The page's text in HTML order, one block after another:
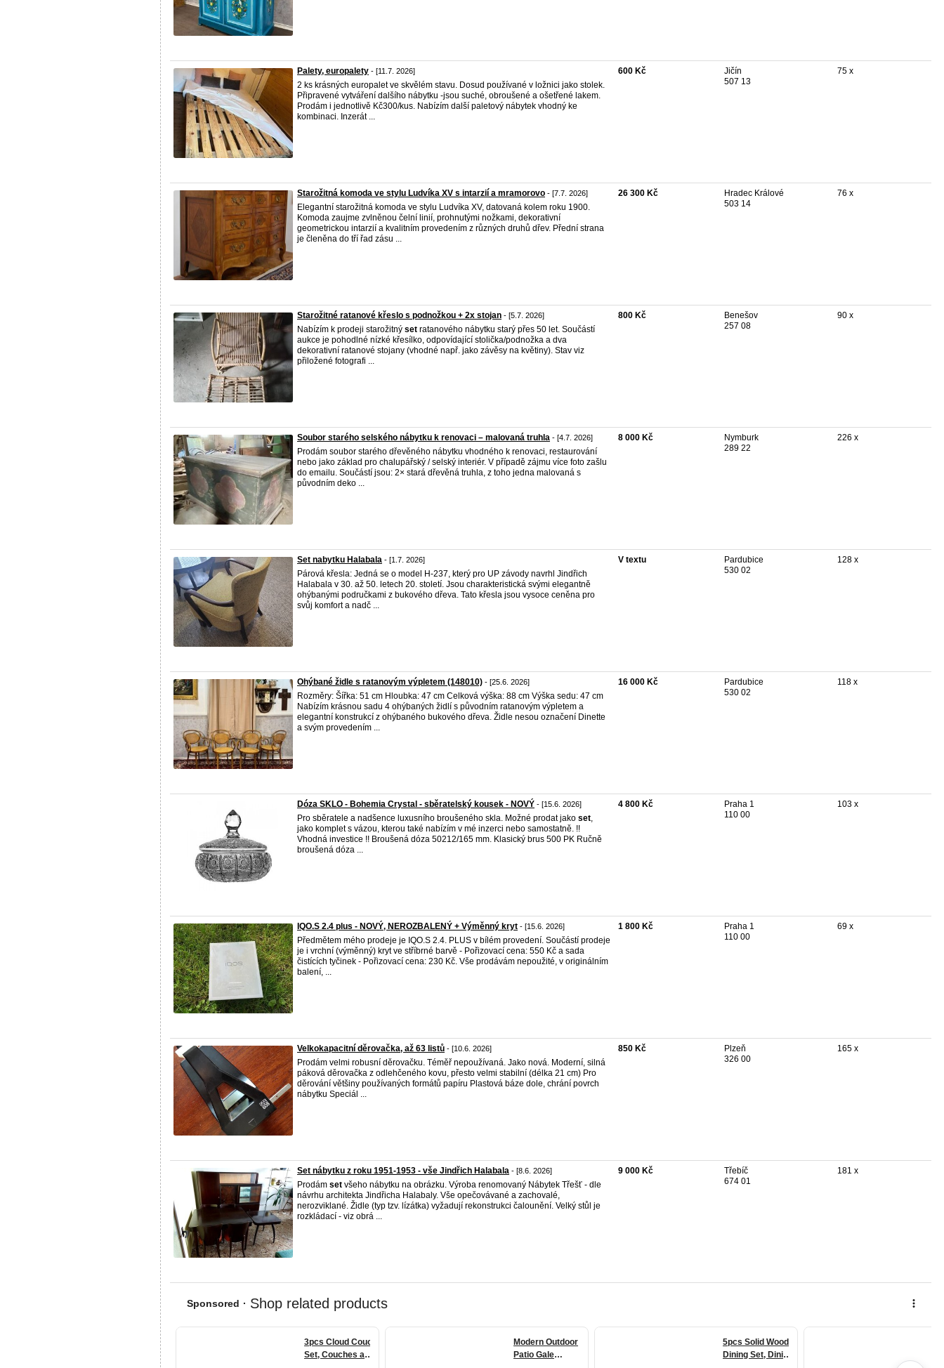
Palety, europalety - [11.7. 2026]
2 ks krásných europalet ve skvělém stavu. Dosud používané v ložnici jako stolek.
Připravené vytváření dalšího nábytku -jsou suché, obroušené a ošetřené lakem.
Prodám i jednotlivě Kč300/kus. Nabízím další paletový nábytek vhodný ke
kombinaci. Inzerát ...
600 Kč
Jičín
507 13
75 x
Starožitná komoda ve stylu Ludvíka XV s intarzií a mramorovo - [7.7. 2026]
Elegantní starožitná komoda ve stylu Ludvíka XV, datovaná kolem roku 1900.
Komoda zaujme zvlněnou čelní linií, prohnutými nožkami, dekorativní
geometrickou intarzií a kvalitním provedením z různých druhů dřev. Přední strana
je členěna do tří řad zásu ...
26 300 Kč
Hradec Králové
503 14
76 x
Starožitné ratanové křeslo s podnožkou + 2x stojan - [5.7. 2026]
Nabízím k prodeji starožitný set ratanového nábytku starý přes 50 let. Součástí
aukce je pohodlné nízké křesílko, odpovídající stolička/podnožka a dva
dekorativní ratanové stojany (vhodné např. jako závěsy na květiny). Stav viz
přiložené fotografi ...
800 Kč
Benešov
257 08
90 x
Soubor starého selského nábytku k renovaci – malovaná truhla - [4.7. 2026]
Prodám soubor starého dřevěného nábytku vhodného k renovaci, restaurování
nebo jako základ pro chalupářský / selský interiér. V případě zájmu více foto zašlu
do emailu. Součástí jsou: 2× stará dřevěná truhla, z toho jedna malovaná s
původním deko ...
8 000 Kč
Nymburk
289 22
226 x
Set nabytku Halabala - [1.7. 2026]
Párová křesla: Jedná se o model H-237, který pro UP závody navrhl Jindřich
Halabala v 30. až 50. letech 20. století. Jsou charakteristická svými elegantně
ohýbanými područkami z bukového dřeva. Tato křesla jsou vysoce ceněna pro
svůj komfort a nadč ...
V textu
Pardubice
530 02
128 x
Ohýbané židle s ratanovým výpletem (148010) - [25.6. 2026]
Rozměry: Šířka: 51 cm Hloubka: 47 cm Celková výška: 88 cm Výška sedu: 47 cm
Nabízím krásnou sadu 4 ohýbaných židlí s původním ratanovým výpletem a
elegantní konstrukcí z ohýbaného bukového dřeva. Židle nesou označení Dinette
a svým provedením ...
16 000 Kč
Pardubice
530 02
118 x
Dóza SKLO - Bohemia Crystal - sběratelský kousek - NOVÝ - [15.6. 2026]
Pro sběratele a nadšence luxusního broušeného skla. Možné prodat jako set,
jako komplet s vázou, kterou také nabízím v mé inzerci nebo samostatně. !!
Vhodná investice !! Broušená dóza 50212/165 mm. Klasický brus 500 PK Ručně
broušená dóza ...
4 800 Kč
Praha 1
110 00
103 x
IQO.S 2.4 plus - NOVÝ, NEROZBALENÝ + Výměnný kryt - [15.6. 2026]
Předmětem mého prodeje je IQO.S 2.4. PLUS v bílém provedení. Součástí prodeje
je i vrchní (výměnný) kryt ve stříbrné barvě - Pořizovací cena: 550 Kč a sada
čistících tyčinek - Pořizovací cena: 230 Kč. Vše prodávám nepoužité, v originálním
balení, ...
1 800 Kč
Praha 1
110 00
69 x
Velkokapacitní děrovačka, až 63 listů - [10.6. 2026]
Prodám velmi robusní děrovačku. Téměř nepoužívaná. Jako nová. Moderní, silná
páková děrovačka z odlehčeného kovu, přesto velmi stabilní (délka 21 cm) Pro
děrování většiny používaných formátů papíru Plastová báze dole, chrání povrch
nábytku Speciál ...
850 Kč
Plzeň
326 00
165 x
Set nábytku z roku 1951-1953 - vše Jindřich Halabala - [8.6. 2026]
Prodám set všeho nábytku na obrázku. Výroba renomovaný Nábytek Třešť - dle
návrhu architekta Jindřicha Halabaly. Vše opečovávané a zachovalé,
nerozviklané. Židle (typ tzv. lízátka) vyžadují rekonstrukci čalounění. Velký stůl je
rozkládací - viz obrá ...
9 000 Kč
Třebíč
674 01
181 x